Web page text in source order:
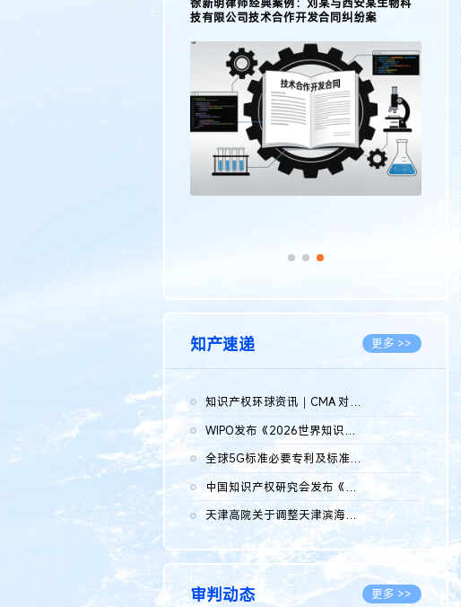
传统文化 更多 >>
技有限公司技术合作开发合同纠纷案
知产速递 更多 >>
知识产权环球资讯｜CMA 对微软发起调查；批量搬运二手平台数据构...
WIPO发布《2026世界知识产权报告》 含报告全文
全球5G标准必要专利及标准提案研究报告（2026年）全文发布
中国知识产权研究会发布《2025年度中国企业海外知识产权纠纷调查...
2026.08.07
天津高院关于调整天津滨海高新技术产业开发区华苑科技园一审普通...
2026.08.07
审判动态 更多 >>